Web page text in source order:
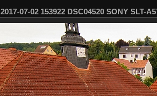
2017-07-02 153922 DSC04520 SONY SLT-